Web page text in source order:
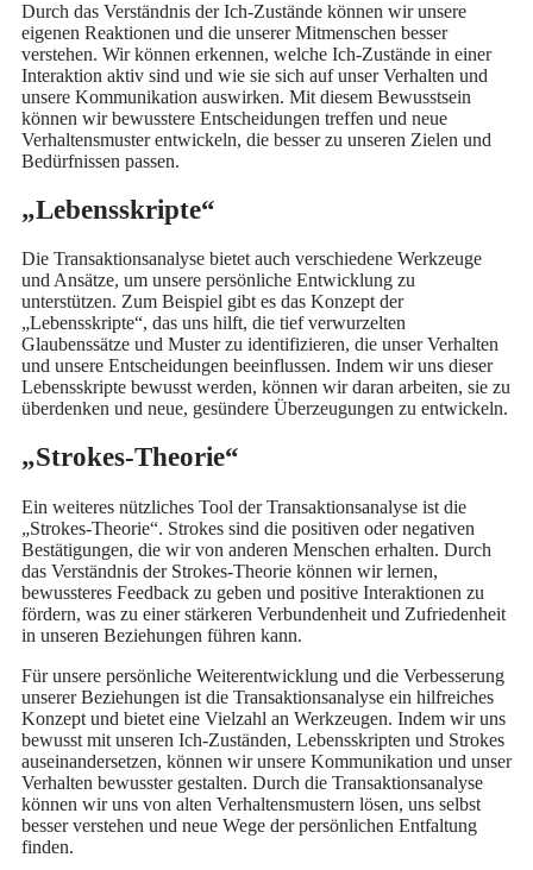
Durch das Verständnis der Ich-Zustände können wir unsere
eigenen Reaktionen und die unserer Mitmenschen besser
verstehen. Wir können erkennen, welche Ich-Zustände in einer
Interaktion aktiv sind und wie sie sich auf unser Verhalten und
unsere Kommunikation auswirken. Mit diesem Bewusstsein
können wir bewusstere Entscheidungen treffen und neue
Verhaltensmuster entwickeln, die besser zu unseren Zielen und
Bedürfnissen passen.
„Lebensskripte“
Die Transaktionsanalyse bietet auch verschiedene Werkzeuge
und Ansätze, um unsere persönliche Entwicklung zu
unterstützen. Zum Beispiel gibt es das Konzept der
„Lebensskripte“, das uns hilft, die tief verwurzelten
Glaubenssätze und Muster zu identifizieren, die unser Verhalten
und unsere Entscheidungen beeinflussen. Indem wir uns dieser
Lebensskripte bewusst werden, können wir daran arbeiten, sie zu
überdenken und neue, gesündere Überzeugungen zu entwickeln.
„Strokes-Theorie“
Ein weiteres nützliches Tool der Transaktionsanalyse ist die
„Strokes-Theorie“. Strokes sind die positiven oder negativen
Bestätigungen, die wir von anderen Menschen erhalten. Durch
das Verständnis der Strokes-Theorie können wir lernen,
bewussteres Feedback zu geben und positive Interaktionen zu
fördern, was zu einer stärkeren Verbundenheit und Zufriedenheit
in unseren Beziehungen führen kann.
Für unsere persönliche Weiterentwicklung und die Verbesserung
unserer Beziehungen ist die Transaktionsanalyse ein hilfreiches
Konzept und bietet eine Vielzahl an Werkzeugen. Indem wir uns
bewusst mit unseren Ich-Zuständen, Lebensskripten und Strokes
auseinandersetzen, können wir unsere Kommunikation und unser
Verhalten bewusster gestalten. Durch die Transaktionsanalyse
können wir uns von alten Verhaltensmustern lösen, uns selbst
besser verstehen und neue Wege der persönlichen Entfaltung
finden.